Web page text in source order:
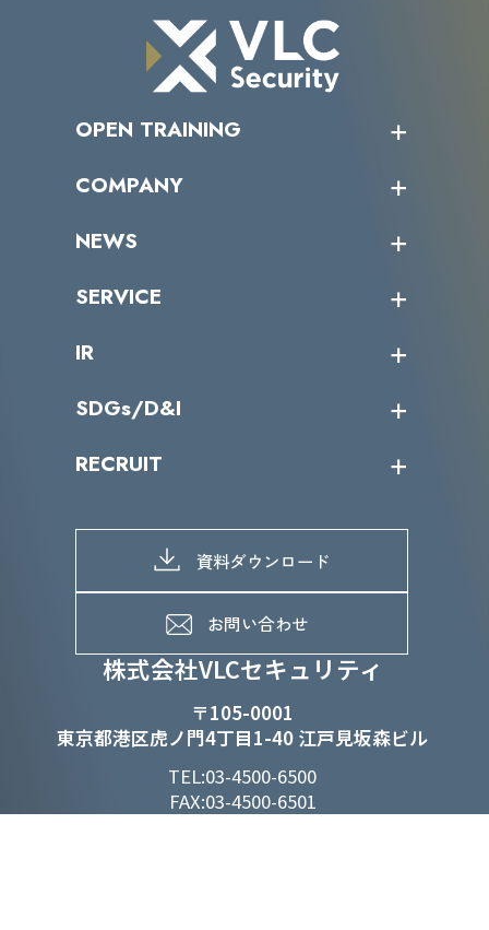
株式会社VLCセキュリティ
〒105-0001
東京都港区虎ノ門4丁目1-40 江戸見坂森ビル
TEL:03-4500-6500
FAX:03-4500-6501
OPEN TRAINING
受講者の声
COMPANY
トップメッセージ
ミッション／ビジョン
パートナー企業一覧
NEWS
サイバーニュース
SERVICE
カテゴリー別サービス一覧
IR
IRカレンダー
IRライブラリー
よくあるご質問
SDGs/D&I
当グループのマテリアリティ
SDGs推進体制
D&Iの取り組み
RECRUIT
募集職種一覧
メッセージ
メンバーインタビュー
資料ダウンロード
お問い合わせ